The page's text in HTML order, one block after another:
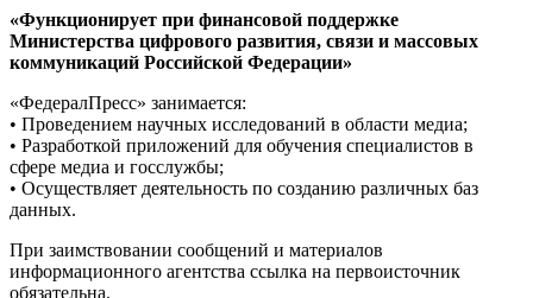
«Функционирует при финансовой поддержке
Министерства цифрового развития, связи и массовых
коммуникаций Российской Федерации»
«ФедералПресс» занимается:
• Проведением научных исследований в области медиа;
• Разработкой приложений для обучения специалистов в
сфере медиа и госслужбы;
• Осуществляет деятельность по созданию различных баз
данных.
При заимствовании сообщений и материалов
информационного агентства ссылка на первоисточник
обязательна.